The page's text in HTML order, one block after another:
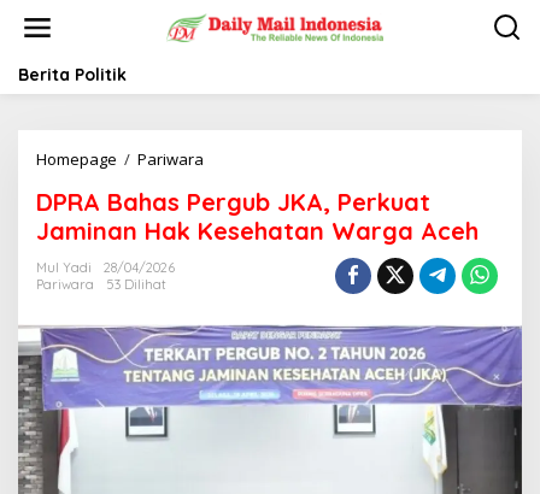
t
Berita Politik
Homepage / Pariwara
R
A
B
s
P
e
r
DPRA Bahas Pergub JKA, Perkuat
Jaminan Hak Kesehatan Warga Aceh
Mul Yadi
28/04/2026
Pariwara
53 Dilihat